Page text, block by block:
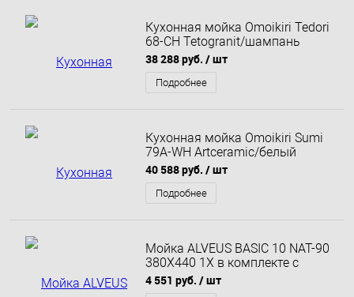
Кухонная мойка Omoikiri Tedori
68-CH Tetogranit/шампань
4993969 68х50
38 288 руб. / шт
Подробнее
Кухонная мойка Omoikiri Sumi
79A-WH Artceramic/белый
4997096 79х50
40 588 руб. / шт
Подробнее
Мойка ALVEUS BASIC 10 NAT-90
380X440 1X в комплекте с
сифоном 1102384
4 551 руб. / шт